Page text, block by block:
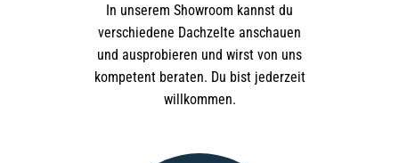
In unserem Showroom kannst du
verschiedene Dachzelte anschauen
und ausprobieren und wirst von uns
kompetent beraten. Du bist jederzeit
willkommen.